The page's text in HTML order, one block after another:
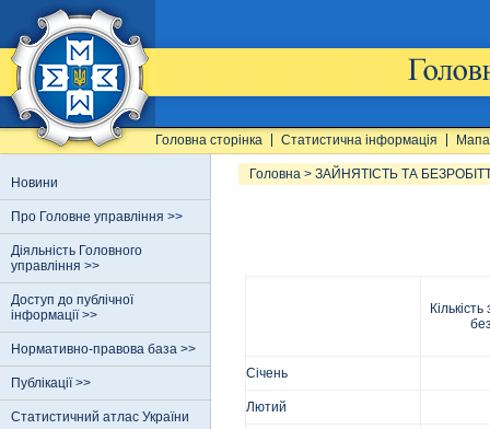
Головна сторінка Статистична інформація
Новини
Про Головне управління >>
Діяльність Головного
управління >>
Доступ до публічної
інформації >>
Нормативно-правова база >>
Публікації >>
Статистичний атлас України
Головна > ЗАЙНЯТІСТЬ ТА
Січень
Лютий